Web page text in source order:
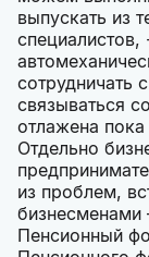
выпускать из
специалистов,
сотрудничать
связываться
отлажена
Отдельно
из проблем,
Пенсионный